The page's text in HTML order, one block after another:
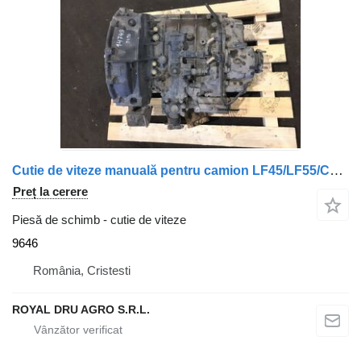
Cutie de viteze manuală pentru camion LF45/LF55/CF65/CF75/CF85 9646 pentru camion DAF LF45, LF55, CF65, CF75, CF85
Preț la cerere
Piesă de schimb - cutie de viteze
9646
România, Cristesti
ROYAL DRU AGRO S.R.L.